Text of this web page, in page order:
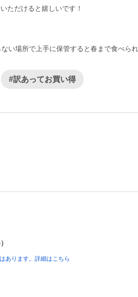
ただけると嬉しいです！
い場所で上手に保管すると春まで食べら
#訳あってお買い得
あります。詳細はこちら